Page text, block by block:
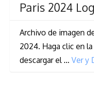
Paris 2024
Archivo de imagen
2024. Haga clic en
descargar el … Ver y